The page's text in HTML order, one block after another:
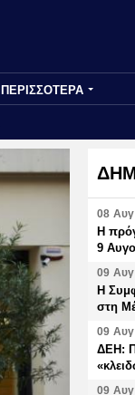
ΠΕΡΙΣΣΟΤΕΡΑ
08
Η
9
09
Η
στη
09
ΔΕΗ:
09